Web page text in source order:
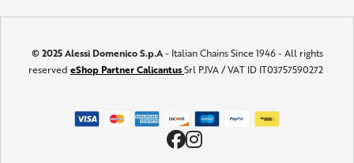
© 2025 Alessi Domenico S.p.A- Italian Chains Since 1946 - All rights
reserved eShop Partner CalicantusSrl P.IVA / VAT ID IT03757590272